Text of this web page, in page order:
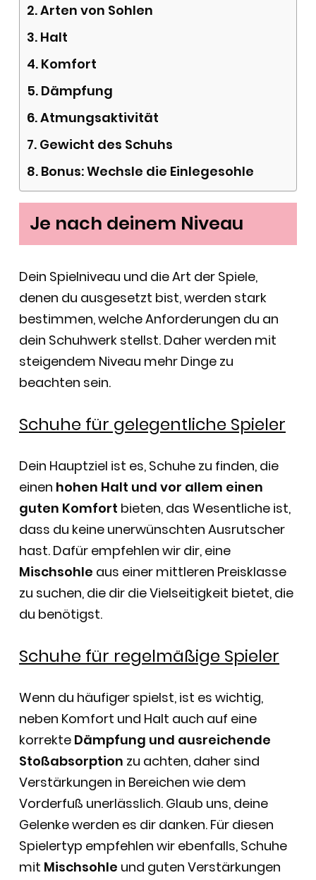
Arten von Sohlen
Halt
Komfort
Dämpfung
Atmungsaktivität
Gewicht des Schuhs
Bonus: Wechsle die Einlegesohle
Je nach deinem Niveau
Dein Spielniveau und die Art der Spiele,
denen du ausgesetzt bist, werden stark
bestimmen, welche Anforderungen du an
dein Schuhwerk stellst. Daher werden mit
steigendem Niveau mehr Dinge zu
beachten sein.
Schuhe für gelegentliche Spieler
Dein Hauptziel ist es, Schuhe zu finden, die
einen hohen Halt und vor allem einen
guten Komfort bieten, das Wesentliche ist,
dass du keine unerwünschten Ausrutscher
hast. Dafür empfehlen wir dir, eine
Mischsohle aus einer mittleren Preisklasse
zu suchen, die dir die Vielseitigkeit bietet, die
du benötigst.
Schuhe für regelmäßige Spieler
Wenn du häufiger spielst, ist es wichtig,
neben Komfort und Halt auch auf eine
korrekte Dämpfung und ausreichende
Stoßabsorption zu achten, daher sind
Verstärkungen in Bereichen wie dem
Vorderfuß unerlässlich. Glaub uns, deine
Gelenke werden es dir danken. Für diesen
Spielertyp empfehlen wir ebenfalls, Schuhe
mit Mischsohle und guten Verstärkungen